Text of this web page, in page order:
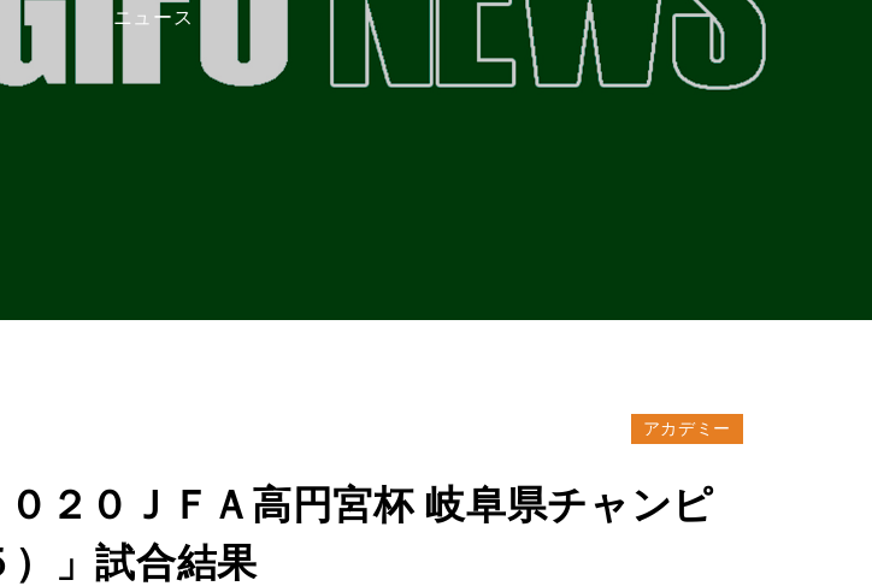
ニュース
アカデミー
２０ＪＦＡ高円宮杯 岐阜県チャンピ
」試合結果